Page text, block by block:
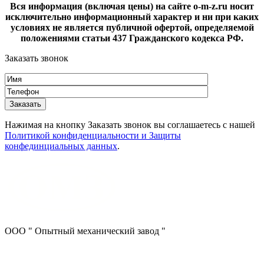
Вся информация (включая цены) на сайте o-m-z.ru носит
исключительно информационный характер и ни при каких
условиях не является публичной офертой, определяемой
положениями статьи 437 Гражданского кодекса РФ.
Заказать звонок
Нажимая на кнопку Заказать звонок вы соглашаетесь с нашей
Политикой конфиденциальности и Защиты
конфединциальных данных.
ООО " Опытный механический завод "